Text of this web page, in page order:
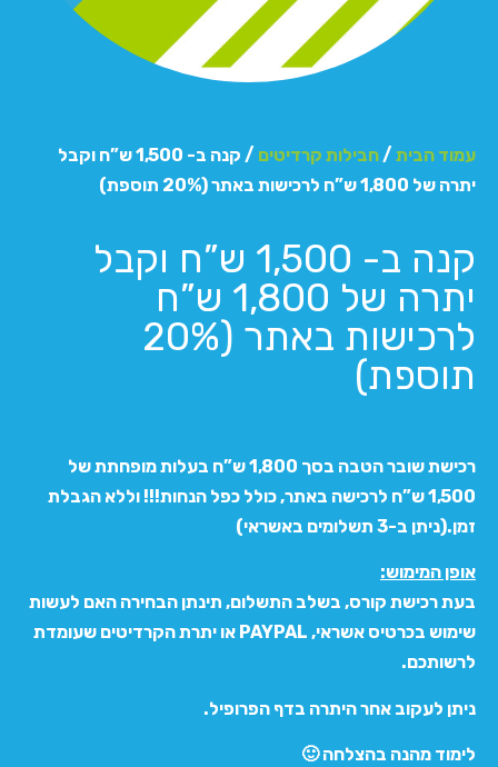
עמוד הבית /חבילות קרדיטים
/ קנה ב- 1,500 ש”ח וקבל
יתרה של 1,800 ש”ח לרכישות באתר (20% תוספת)
קנה ב- 1,500 ש”ח וקבל
יתרה של 1,800 ש”ח
לרכישות באתר (20%
תוספת)
רכישת שובר הטבה בסך 1,800 ש”ח בעלות מופחתת של
1,500 ש”ח לרכישה באתר, כולל כפל הנחות!!! וללא הגבלת
זמן.(ניתן ב-3 תשלומים באשראי)
אופן המימוש:
בעת רכישת קורס, בשלב התשלום, תינתן הבחירה האם לעשות
שימוש בכרטיס אשראי, PAYPAL או יתרת הקרדיטים שעומדת
לרשותכם.
ניתן לעקוב אחר היתרה בדף הפרופיל.
לימוד מהנה בהצלחה 🙂